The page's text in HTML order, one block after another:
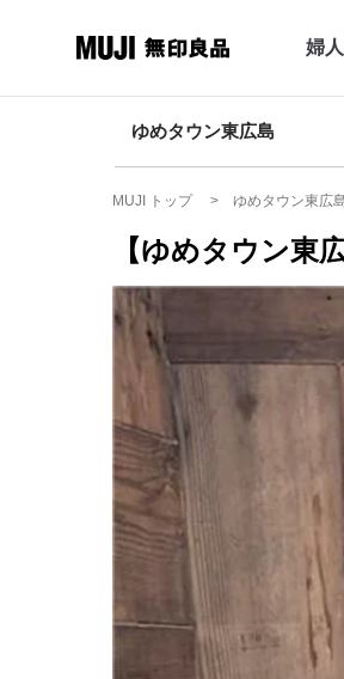
婦
ゆめタウン東広島
MUJI トップ ゆめタウン東広
【ゆめタウン東